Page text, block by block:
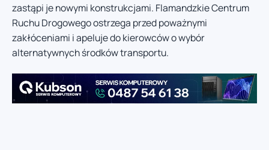
zastąpi je nowymi konstrukcjami. Flamandzkie Centrum
Ruchu Drogowego ostrzega przed poważnymi
zakłóceniami i apeluje do kierowców o wybór
alternatywnych środków transportu.